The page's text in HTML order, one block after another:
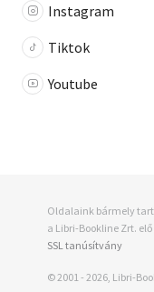
Instagram
Tiktok
Youtube
Oldalaink bármely
a Libri-Bookline Zrt.
SSL tanúsítvány
© 2001 - 2026, Libri-